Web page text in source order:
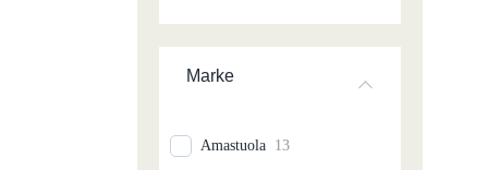
Marke
Amastuola 13